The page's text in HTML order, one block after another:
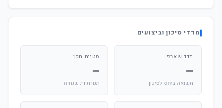
מדדי סיכון וביצועים
מדד שארפ
—
תשואה ביחס לסיכון
סטיית תקן
—
תנודתיות שנתית